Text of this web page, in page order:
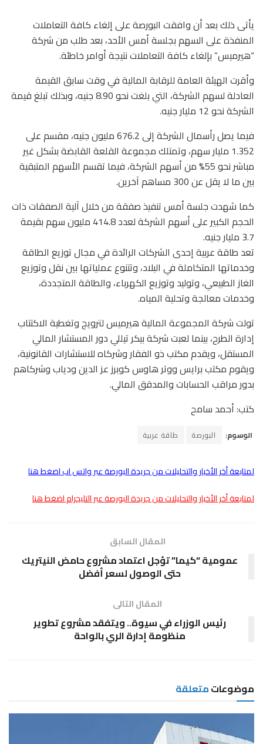
يأتى ذلك بعد أن وافقت البورصة على إلغاء كافة التعاملات
المنفذة على السهم بجلسة أمس الأحد، بعد طلب من شركة
“هيرميس” بإلغاء كافة التعاملات نتيجة أوامر خاطئة.
وأقرت الهيئة العامة للرقابة المالية في وقت سابق القيمة
العادلة لسهم الشركة، التي بلغت نحو 8.90 جنيه، وبذلك تبلغ قيمة
الشركة نحو 12 مليار جنيه.
فيما يصل رأسمال الشركة إلى 676.2 مليون جنيه، مقسم على
1.352 مليار سهم، وتمتلك مجموعة القلعة القابضة بشكل غير
مباشر نحو 55% من أسهم الشركة، فيما تقسم الأسهم المتبقية
بين ما لا يقل عن 300 مساهم آخرين.
كما شهدت جلسة أمس تنفيذ صفقة من خلال آلية الصفقات ذات
الحجم الكبير على أسهم الشركة لعدد 414.8 مليون سهم بقيمة
3.7 مليار جنيه.
تعد طاقة عربية إحدى الشركات الرائدة في مجال توزيع الطاقة
وخدماتها المتكاملة في البلاد، وتتنوع عملياتها بين نقل وتوزيع
الغاز الطبيعي، وتوليد وتوزيع الكهرباء، والطاقة المتجددة،
وخدمات معالجة وتحلية المياه.
تولت شركة المجموعة المالية هيرميس لترويج وتغطية الاكتتاب
إدارة الطرح، بينما لعبت شركة بيكر تيللي دور المستشار المالي
المستقل، ويقدم مكتب ذو الفقار وشركاه للاستشارات القانونية،
ويقوم مكتب برايس ووتر هاوس كوبرز عز الدين ودياب وشركاهم
بدور مراقب الحسابات والمدقق المالي.
كتب: أحمد سامح
الوسوم: البورصة طاقة عربية
لمتابعة أخر الأخبار والتحليلات من جريدة البورصة عبر واتس اب اضغط هنا
لمتابعة أخر الأخبار والتحليلات من جريدة البورصة عبر التليجرام اضغط هنا
المقال السابق
عمومية “كيما” تؤجل اعتماد مشروع حامض النيتريك
حتى الوصول لسعر أفضل
المقال التالى
رئيس الوزراء في سيوة.. ويتفقد مشروع تطوير
منظومة إدارة الري بالواحة
موضوعاتمتعلقة